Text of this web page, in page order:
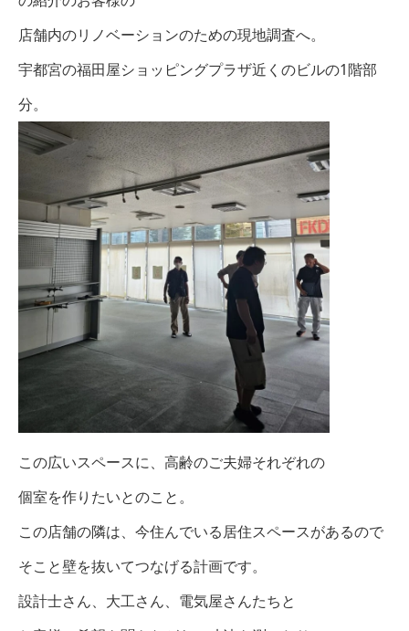
店舗内のリノベーションのための現地調査へ。
宇都宮の福田屋ショッピングプラザ近くのビルの1階部
分。
この広いスペースに、高齢のご夫婦それぞれの
個室を作りたいとのこと。
この店舗の隣は、今住んでいる居住スペースがあるので
そこと壁を抜いてつなげる計画です。
設計士さん、大工さん、電気屋さんたちと